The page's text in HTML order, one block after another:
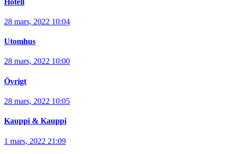
28 mars, 2022 10:04
Utomhus
28 mars, 2022 10:00
Övrigt
28 mars, 2022 10:05
Kauppi & Kauppi
1 mars, 2022 21:09